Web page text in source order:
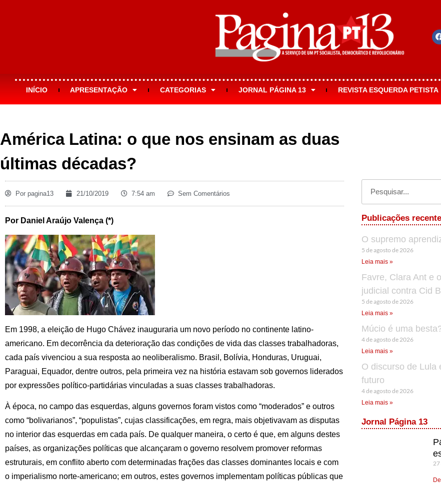
INÍCIO APRESENTAÇÃO CATEGORIAS JORNAL PÁGINA 13 REVISTA ESQUERDA PETISTA
América Latina: o que nos ensinam as duas
últimas décadas?
Por pagina13 21/10/2019 7:54 am Sem Comentários
Por Daniel Araújo Valença (*)
Em 1998, a eleição de Hugo Chávez inauguraria um novo período no continente latino-
americano. Em decorrência da deterioração das condições de vida das classes trabalhadoras,
cada país vivenciou a sua resposta ao neoliberalismo. Brasil, Bolívia, Honduras, Uruguai,
Paraguai, Equador, dentre outros, pela primeira vez na história estavam sob governos liderados
por expressões político-partidárias vinculadas a suas classes trabalhadoras.
À época, no campo das esquerdas, alguns governos foram vistos como “moderados” e outros
como “bolivarianos”, “populistas”, cujas classificações, em regra, mais objetivavam as disputas
no interior das esquerdas em cada país. De qualquer maneira, o certo é que, em alguns destes
países, as organizações políticas que alcançaram o governo resolvem promover reformas
estruturais, em conflito aberto com determinadas frações das classes dominantes locais e com
o imperialismo norte-americano; em outros, estes governos implementam políticas públicas que
Publicações
O supremo
5 de agosto de 2026
Leia mais »
Favre, Clara Ant e
judicial contra Cid
5 de agosto de 2026
Leia mais »
Múcio é uma
4 de agosto de 2026
Leia mais »
O discurso de Lula
futuro
4 de agosto de 2026
Leia mais »
Jornal Página 13